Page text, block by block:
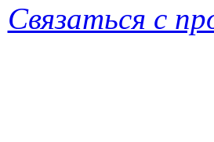
Связаться с